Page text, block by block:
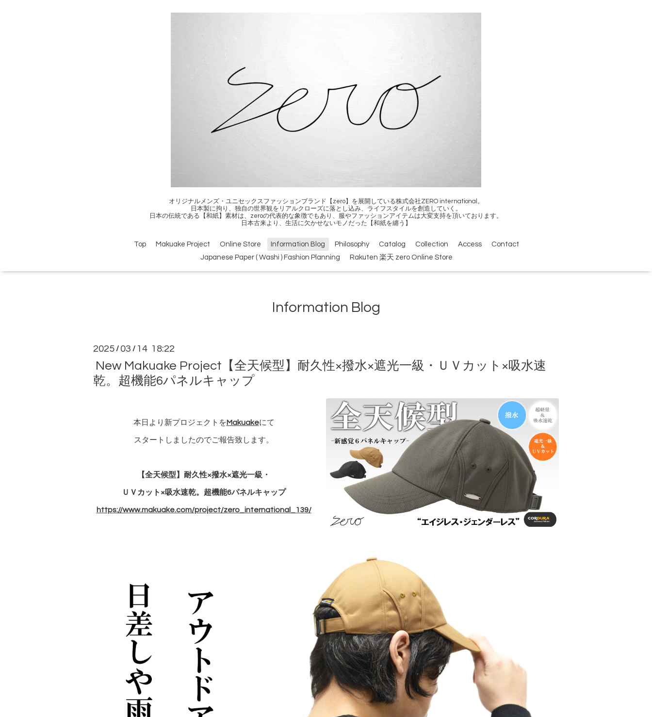
オリジナルメンズ・ユニセックスファッションブランド【zero】を展開している株式会社ZERO international。
日本製に拘り、独自の世界観をリアルクローズに落とし込み、ライフスタイルを創造していく。
日本の伝統である【和紙】素材は、zeroの代表的な象徴でもあり、服やファッションアイテムは大変支持を頂いております。
日本古来より、生活に欠かせないモノだった【和紙を纏う】
Top Makuake Project Online Store Information Blog Philosophy Catalog Collection Access
Contact
Japanese Paper ( Washi ) Fashion Planning
Rakuten 楽天 zero Online Store
Information Blog
2025 / 03 / 14 18:22
New Makuake Project【全天候型】耐久性×撥水×遮光一級・ＵＶカット×吸水速
乾。超機能6パネルキャップ
本日より新プロジェクトをMakuakeにて
スタートしましたのでご報告致します。
【全天候型】耐久性×撥水×遮光一級・
ＵＶカット×吸水速乾。超機能6パネルキャップ
https://www.makuake.com/project/zero_international_139/